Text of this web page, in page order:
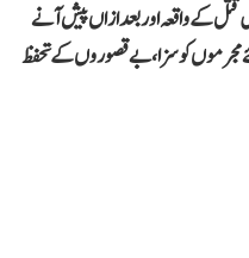
قتل کے واقعہ اور بعد ازاں پیش آنے
کو سزا، بے قصوروں کے تحفظ